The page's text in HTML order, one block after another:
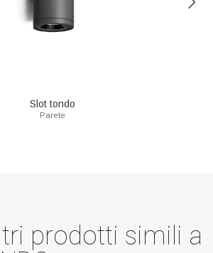
Slot tondo
Parete
prodotti simili a